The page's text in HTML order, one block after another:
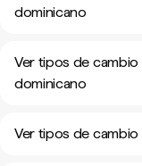
dominicano
Ver tipos de
dominicano
Ver tipos de